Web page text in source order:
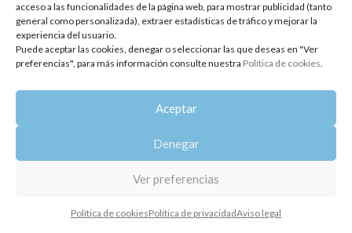
acceso a las funcionalidades de la página web, para mostrar publicidad (tanto
general como personalizada), extraer estadísticas de tráfico y mejorar la
experiencia del usuario.
Puede aceptar las cookies, denegar o seleccionar las que deseas en "Ver
preferencias", para más información consulte nuestra Política de cookies.
Aceptar
Denegar
Ver preferencias
Política de cookiesPolítica de privacidadAviso legal
Política de privacidad Aviso legal | Política de cookies